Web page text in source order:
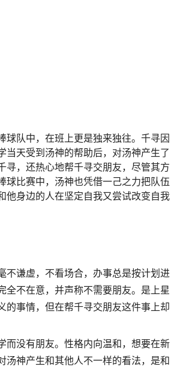
球队中，在班上更是独来独往。千寻因
当天受到汤神的帮助后，对汤神产生了
寻，还热心地帮千寻交朋友，尽管其方
球比赛中，汤神也凭借一己之力把队伍
他身边的人在坚定自我又尝试改变自我
不谦虚，不看场合，办事总是按计划进
不在意，并声称不需要朋友。是上星
的事情，但在帮千寻交朋友这件事上却
而没有朋友。性格内向温和，想要在新
汤神产生和其他人不一样的看法，是和